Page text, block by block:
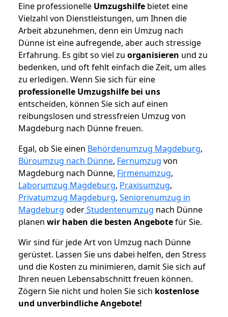
Eine professionelle Umzugshilfe bietet eine
Vielzahl von Dienstleistungen, um Ihnen die
Arbeit abzunehmen, denn ein Umzug nach
Dünne ist eine aufregende, aber auch stressige
Erfahrung. Es gibt so viel zu organisieren und zu
bedenken, und oft fehlt einfach die Zeit, um alles
zu erledigen. Wenn Sie sich für eine
professionelle Umzugshilfe bei uns
entscheiden, können Sie sich auf einen
reibungslosen und stressfreien Umzug von
Magdeburg nach Dünne freuen.
Egal, ob Sie einen Behördenumzug Magdeburg,
Büroumzug nach Dünne, Fernumzug von
Magdeburg nach Dünne, Firmenumzug,
Laborumzug Magdeburg, Praxisumzug,
Privatumzug Magdeburg, Seniorenumzug in
Magdeburg oderStudentenumzug nach Dünne
planen wir haben die besten Angebotefür Sie.
Wir sind für jede Art von Umzug nach Dünne
gerüstet. Lassen Sie uns dabei helfen, den Stress
und die Kosten zu minimieren, damit Sie sich auf
Ihren neuen Lebensabschnitt freuen können.
Zögern Sie nicht und holen Sie sich kostenlose
und unverbindliche Angebote!